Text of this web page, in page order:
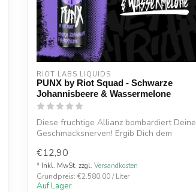
RIOT LABS LIQUIDS
PUNX by Riot Squad - Schwarze
Johannisbeere & Wassermelone
Diese fruchtige Allianz bombardiert Deine
Geschmacksnerven! Ergib Dich dem
€12,90
* Inkl. MwSt. zzgl. Versandkosten
Grundpreis: €2.580,00 / Liter
Auf Lager